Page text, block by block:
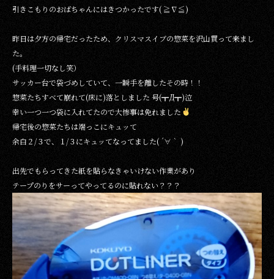
引きこもりのおばちゃんにはきつかったです( ≧∇≦)
昨日は夕方の帰宅だったため、クリスマスイブの惣菜を沢山買って来まし
た。
(手料理一切なし笑）
サッカー台で袋づめしていて、一瞬手を離したその時！！
惣菜たちすべて崩れて(床に)落としました 号(┳Д┳)泣
幸い一つ一つ袋に入れてたので大惨事は免れました
帰宅後の惣菜たちは端っこにキュッて
余白２/３で、１/３にキュッてなってました( ´∀｀ )
出先でもらってきた紙を貼らなきゃいけない作業があり
テープのりをサーってやってるのに貼れない？？？